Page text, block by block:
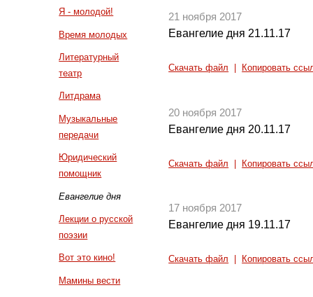
Я - молодой!
Время молодых
Литературный
театр
Литдрама
Музыкальные
передачи
Юридический
помощник
Евангелие дня
Лекции о русской
поэзии
Вот это кино!
Мамины вести
21 ноября 2017
Евангелие дня 21.11.17
Скачать файл Копировать
20 ноября 2017
Евангелие дня 20.11.17
Скачать файл Копировать
17 ноября 2017
Евангелие дня 19.11.17
Скачать файл Копировать